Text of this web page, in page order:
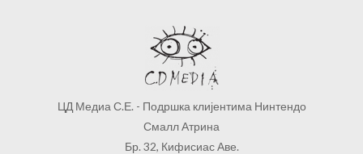
ЦД Медиа С.Е. - Подршка клијентима Нинтендо
Смалл Атрина
Бр. 32, Кифисиас Аве.